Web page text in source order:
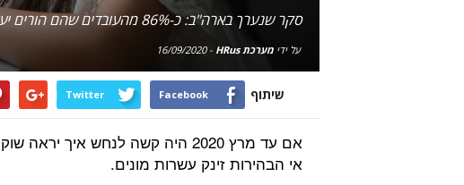
סקר שנערך בארה"ב: כ-86% מהעובדים שהם הורים יעדיפו להמשיך לעבוד מהבית גם בתום המשבר; העבודה מהבית חוסכת למעסיק עשרות אלפי ש"ח
על ידימערכת HRus -
16/09/2020
שיתוף Facebook
Twitter
אם עד מרץ 2020 היה קשה לנחש
אי הבהירות זינק עשרות מונים.